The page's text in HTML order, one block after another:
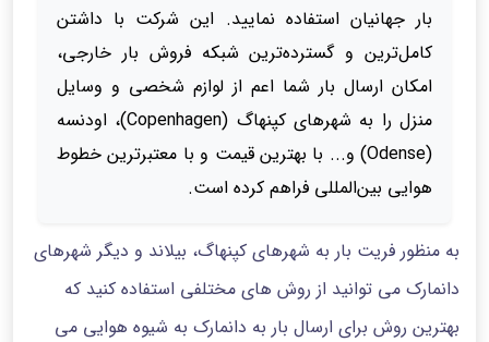
بار جهانیان استفاده نمایید. این شرکت با داشتن
کامل‌ترین و گسترده‌ترین شبکه فروش بار خارجی،
امکان ارسال بار شما اعم از لوازم شخصی و وسایل
منزل را به شهرهای کپنهاگ (Copenhagen)، اودنسه
(Odense) و... با بهترین قیمت و با معتبرترین خطوط
هوایی بین‌المللی فراهم کرده است.
به منظور فریت بار به شهرهای کپنهاگ، بیلاند و دیگر شهرهای
دانمارک می توانید از روش های مختلفی استفاده کنید که
بهترین روش برای ارسال بار به دانمارک به شیوه هوایی می